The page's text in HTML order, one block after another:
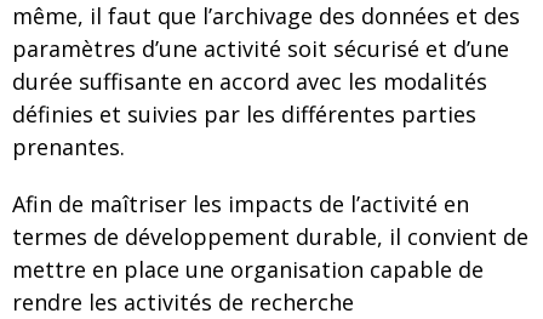
même, il faut que l’archivage des données et des
paramètres d’une activité soit sécurisé et d’une
durée suffisante en accord avec les modalités
définies et suivies par les différentes parties
prenantes.
Afin de maîtriser les impacts de l’activité en
termes de développement durable, il convient de
mettre en place une organisation capable de
rendre les activités de recherche